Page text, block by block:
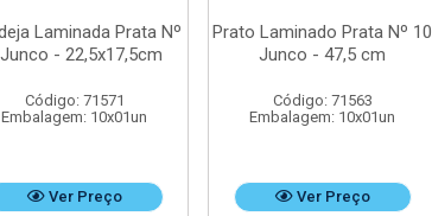
Laminada Prata Nº
- 22,5x17,5cm
Código: 71571
Embalagem: 10x01un
Ver Preço
Prato Laminado Prata Nº 10
Junco - 47,5 cm
Código: 71563
Embalagem: 10x01un
Ver Preço